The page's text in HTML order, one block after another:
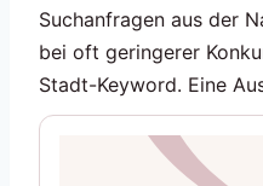
Suchanfragen aus der
bei oft geringerer
Stadt-Keyword. Eine